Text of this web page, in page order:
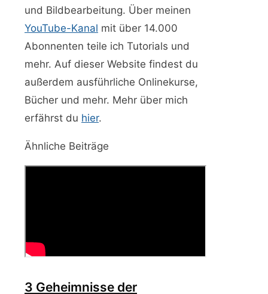
und Bildbearbeitung. Über meinen
YouTube-Kanal mit über 14.000
Abonnenten teile ich Tutorials und
mehr. Auf dieser Website findest du
außerdem ausführliche Onlinekurse,
Bücher und mehr. Mehr über mich
erfährst du hier.
Ähnliche Beiträge
3 Geheimnisse der